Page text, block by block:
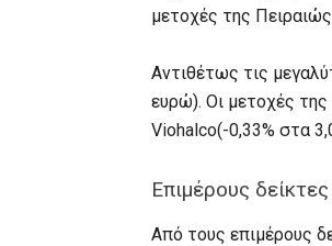
μετοχές της
Αντιθέτως τις
ευρώ). Οι μετοχές της
Viohalco(-0,33% στα
Επιμέρους δείκτες
Από τους επιμέρους